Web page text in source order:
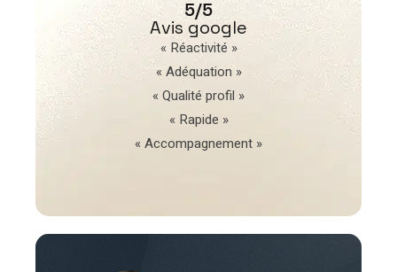
5/5
Avis google
« Réactivité »
« Adéquation »
« Qualité profil »
« Rapide »
« Accompagnement »